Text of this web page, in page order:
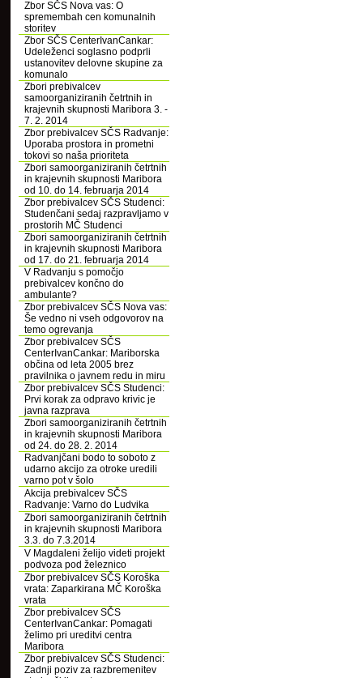
Zbor SČS Nova vas: O
spremembah cen komunalnih
storitev
Zbor SČS CenterIvanCankar:
Udeleženci soglasno podprli
ustanovitev delovne skupine za
komunalo
Zbori prebivalcev
samoorganiziranih četrtnih in
krajevnih skupnosti Maribora 3. -
7. 2. 2014
Zbor prebivalcev SČS Radvanje:
Uporaba prostora in prometni
tokovi so naša prioriteta
Zbori samoorganiziranih četrtnih
in krajevnih skupnosti Maribora
od 10. do 14. februarja 2014
Zbor prebivalcev SČS Studenci:
Studenčani sedaj razpravljamo v
prostorih MČ Studenci
Zbori samoorganiziranih četrtnih
in krajevnih skupnosti Maribora
od 17. do 21. februarja 2014
V Radvanju s pomočjo
prebivalcev končno do
ambulante?
Zbor prebivalcev SČS Nova vas:
Še vedno ni vseh odgovorov na
temo ogrevanja
Zbor prebivalcev SČS
CenterIvanCankar: Mariborska
občina od leta 2005 brez
pravilnika o javnem redu in miru
Zbor prebivalcev SČS Studenci:
Prvi korak za odpravo krivic je
javna razprava
Zbori samoorganiziranih četrtnih
in krajevnih skupnosti Maribora
od 24. do 28. 2. 2014
Radvanjčani bodo to soboto z
udarno akcijo za otroke uredili
varno pot v šolo
Akcija prebivalcev SČS
Radvanje: Varno do Ludvika
Zbori samoorganiziranih četrtnih
in krajevnih skupnosti Maribora
3.3. do 7.3.2014
V Magdaleni želijo videti projekt
podvoza pod železnico
Zbor prebivalcev SČS Koroška
vrata: Zaparkirana MČ Koroška
vrata
Zbor prebivalcev SČS
CenterIvanCankar: Pomagati
želimo pri ureditvi centra
Maribora
Zbor prebivalcev SČS Studenci:
Zadnji poziv za razbremenitev